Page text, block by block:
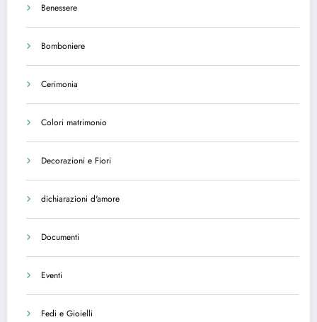
Benessere
Bomboniere
Cerimonia
Colori matrimonio
Decorazioni e Fiori
dichiarazioni d'amore
Documenti
Eventi
Fedi e Gioielli